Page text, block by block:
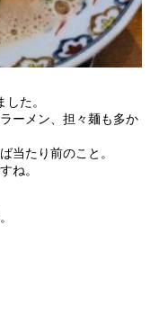
た。
ーメン、担々麺も多か
当たり前のこと。
ね。